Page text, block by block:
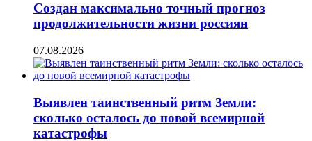
Создан максимально точный прогноз
продолжительности жизни россиян
07.08.2026
Выявлен таинственный ритм Земли:
сколько осталось до новой всемирной
катастрофы